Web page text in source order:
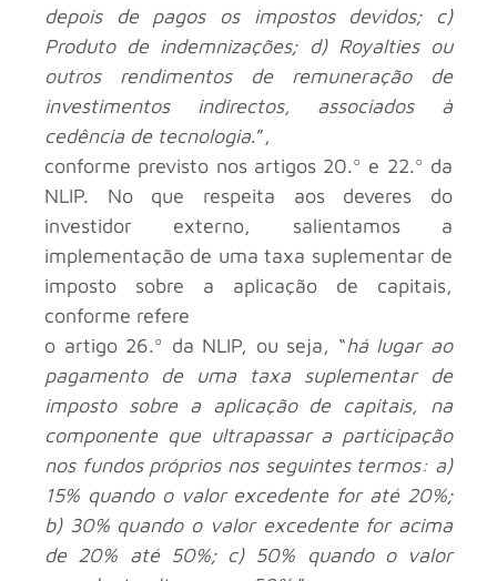
depois de pagos os impostos devidos; c)
Produto de indemnizações; d) Royalties ou
outros rendimentos de remuneração de
investimentos indirectos, associados à
cedência de tecnologia.”,
conforme previsto nos artigos 20.º e 22.º da
NLIP. No que respeita aos deveres do
investidor externo, salientamos a
implementação de uma taxa suplementar de
imposto sobre a aplicação de capitais,
conforme refere
o artigo 26.º da NLIP, ou seja, “há lugar ao
pagamento de uma taxa suplementar de
imposto sobre a aplicação de capitais, na
componente que ultrapassar a participação
nos fundos próprios nos seguintes termos: a)
15% quando o valor excedente for até 20%;
b) 30% quando o valor excedente for acima
de 20% até 50%; c) 50% quando o valor